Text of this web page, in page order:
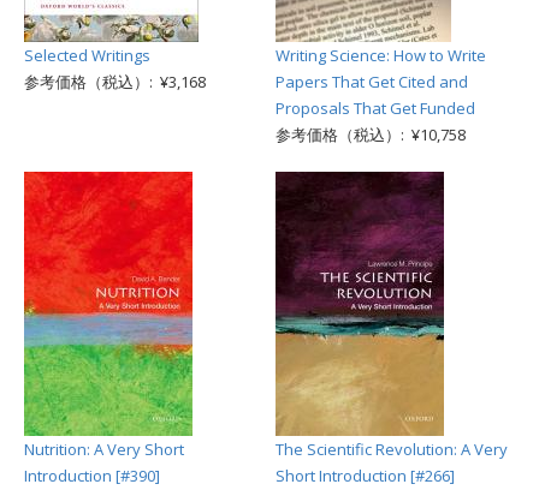
Selected Writings
参考価格（税込）: ¥3,168
Writing Science: How to Write
Papers That Get Cited and
Proposals That Get Funded
参考価格（税込）: ¥10,758
Nutrition: A Very Short
Introduction [#390]
The Scientific Revolution: A Very
Short Introduction [#266]